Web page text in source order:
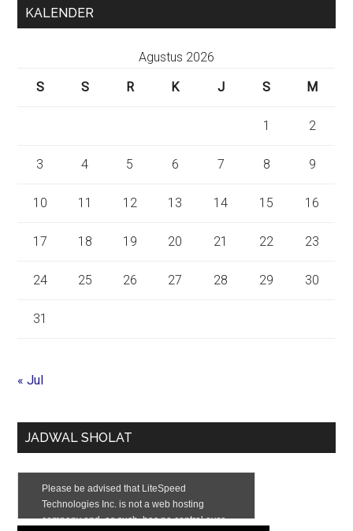
KALENDER
Agustus 2026
S
S R K J S M
1 2
3 4 5 6 7 8 9
10 11 12 13 14 15 16
17 18 19 20 21 22 23
24 25 26 27 28 29 30
31
« Jul
JADWAL SHOLAT